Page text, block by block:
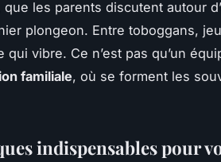
les parents discutent autour
plongeon. Entre toboggans,
vibre. Ce n’est pas qu’un
familiale, où se forment les
indispensables pour